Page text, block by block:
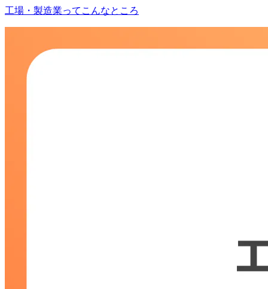
工場・製造業ってこんなところ